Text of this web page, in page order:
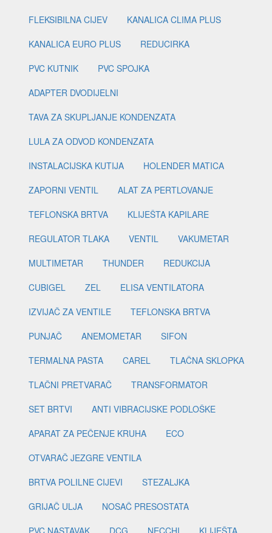
FLEKSIBILNA CIJEV
KANALICA CLIMA PLUS
KANALICA EURO PLUS
REDUCIRKA
PVC KUTNIK
PVC SPOJKA
ADAPTER DVODIJELNI
TAVA ZA SKUPLJANJE KONDENZATA
LULA ZA ODVOD KONDENZATA
INSTALACIJSKA KUTIJA
HOLENDER MATICA
ZAPORNI VENTIL
ALAT ZA PERTLOVANJE
TEFLONSKA BRTVA
KLIJEŠTA KAPILARE
REGULATOR TLAKA
VENTIL
VAKUMETAR
MULTIMETAR
THUNDER
REDUKCIJA
CUBIGEL
ZEL
ELISA VENTILATORA
IZVIJAČ ZA VENTILE
TEFLONSKA BRTVA
PUNJAČ
ANEMOMETAR
SIFON
TERMALNA PASTA
CAREL
TLAČNA SKLOPKA
TLAČNI PRETVARAČ
TRANSFORMATOR
SET BRTVI
ANTI VIBRACIJSKE PODLOŠKE
APARAT ZA PEČENJE KRUHA
ECO
OTVARAČ JEZGRE VENTILA
BRTVA POLILNE CIJEVI
STEZALJKA
GRIJAČ ULJA
NOSAČ PRESOSTATA
PVC NASTAVAK
DCG NECCHI
KLIJEŠTA